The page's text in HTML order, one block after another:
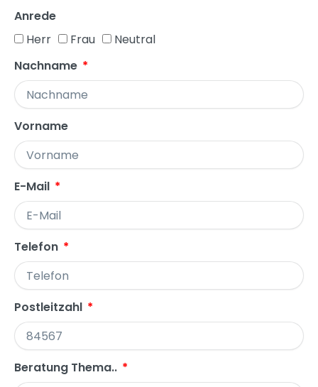
Anrede
Herr
Frau
Neutral
Nachname
Vorname
E-Mail
Telefon
Postleitzahl
Beratung Thema..